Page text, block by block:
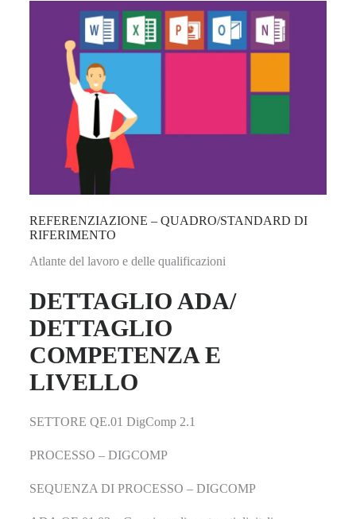
REFERENZIAZIONE – QUADRO/STANDARD DI
RIFERIMENTO
Atlante del lavoro e delle qualificazioni
DETTAGLIO ADA/
DETTAGLIO
COMPETENZA E
LIVELLO
SETTORE QE.01 DigComp 2.1
PROCESSO – DIGCOMP
SEQUENZA DI PROCESSO – DIGCOMP